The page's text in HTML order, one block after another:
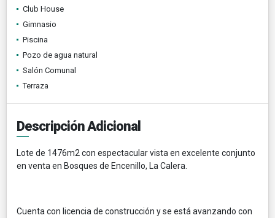
Club House
Gimnasio
Piscina
Pozo de agua natural
Salón Comunal
Terraza
Descripción Adicional
Lote de 1476m2 con espectacular vista en excelente conjunto
en venta en Bosques de Encenillo, La Calera.
Cuenta con licencia de construcción y se está avanzando con